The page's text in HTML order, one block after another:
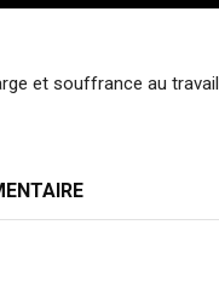
et souffrance au travail